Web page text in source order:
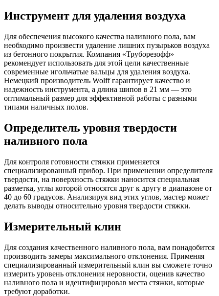
Инструмент для удаления воздуха
Для обеспечения высокого качества наливного пола, вам
необходимо произвести удаление лишних пузырьков воздуха
из бетонного покрытия. Компания «Труборезофф»
рекомендует использовать для этой цели качественные
современные игольчатые вальцы для удаления воздуха.
Немецкий производитель Wolff гарантирует качество и
надежность инструмента, а длина шипов в 21 мм — это
оптимальный размер для эффективной работы с разными
типами наличных полов.
Определитель уровня твердости
наливного пола
Для контроля готовности стяжки применяется
специализированный прибор. При применении определителя
твердости, на поверхность стяжки наносится специальная
разметка, углы которой относятся друг к другу в диапазоне от
40 до 60 градусов. Анализируя вид этих углов, мастер может
делать выводы относительно уровня твердости стяжки.
Измерительный клин
Для создания качественного наливного пола, вам понадобится
производить замеры максимального отклонения. Применяя
специализированный измерительный клин вы сможете точно
измерить уровень отклонения неровности, оценив качество
наливного пола и идентифицировав места стяжки, которые
требуют доработки.